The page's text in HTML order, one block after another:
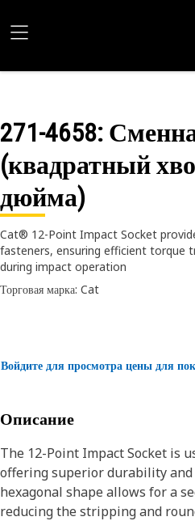
271-4658:
(квадратный
дюйма)
Cat® 12-Point Impact Socket
fasteners, ensuring efficient torque
during impact operation
Торговая марка: Cat
Войдите для просмотра цены для
Описание
The 12-Point Impact Socket is
offering superior durability and
hexagonal shape allows for a
reducing the stripping and